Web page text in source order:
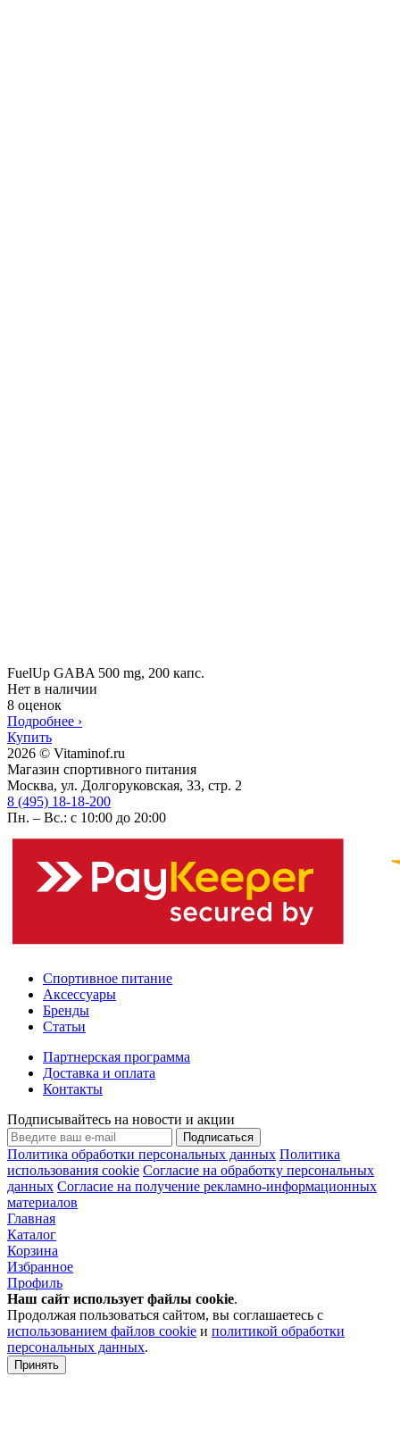
FuelUp GABA 500 mg, 200 капс.
Нет в наличии
8 оценок
Подробнее ›
Купить
2026 © Vitaminof.ru
Магазин спортивного питания
Москва, ул. Долгоруковская, 33, стр. 2
8 (495) 18-18-200
Пн. – Вс.: с 10:00 до 20:00
Спортивное питание
Аксессуары
Бренды
Статьи
Партнерская программа
Доставка и оплата
Контакты
Подписывайтесь на новости и акции
Подписаться
Политика обработки персональных данных Политика
использования cookie Согласие на обработку персональных
данных Согласие на получение рекламно-информационных
материалов
Главная
Каталог
Корзина
Избранное
Профиль
Наш сайт использует файлы cookie.
Продолжая пользоваться сайтом, вы соглашаетесь с
использованием файлов cookie и политикой обработки
персональных данных.
Принять